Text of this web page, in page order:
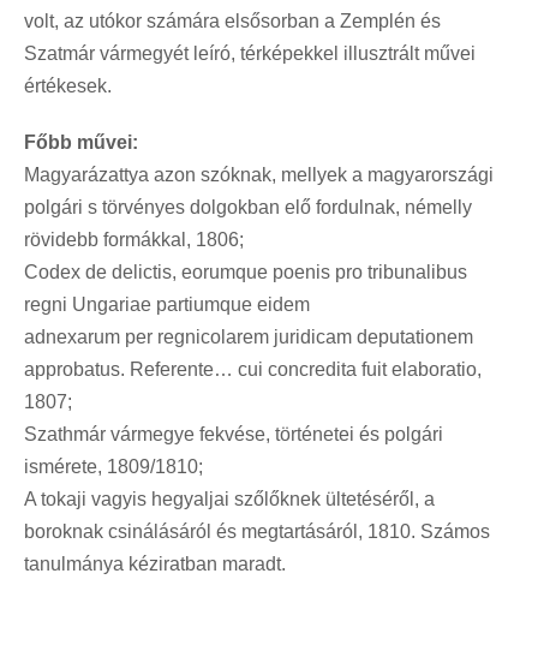
volt, az utókor számára elsősorban a Zemplén és
Szatmár vármegyét leíró, térképekkel illusztrált művei
értékesek.
Főbb művei:
Magyarázattya azon szóknak, mellyek a magyarországi
polgári s törvényes dolgokban elő fordulnak, némelly
rövidebb formákkal, 1806;
Codex de delictis, eorumque poenis pro tribunalibus
regni Ungariae partiumque eidem
adnexarum per regnicolarem juridicam deputationem
approbatus. Referente… cui concredita fuit elaboratio,
1807;
Szathmár vármegye fekvése, történetei és polgári
ismérete, 1809/1810;
A tokaji vagyis hegyaljai szőlőknek ültetéséről, a
boroknak csinálásáról és megtartásáról, 1810. Számos
tanulmánya kéziratban maradt.